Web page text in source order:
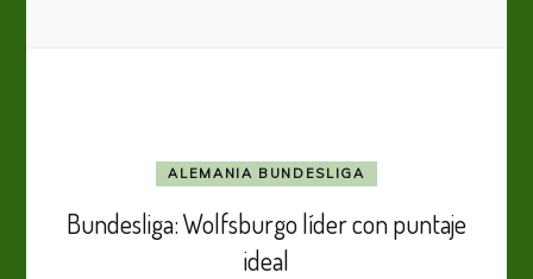
ALEMANIA BUNDESLIGA
Bundesliga: Wolfsburgo líder con puntaje
ideal